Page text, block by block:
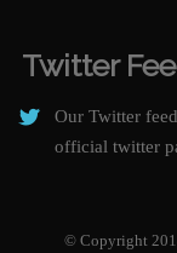
Twitter
Our Twitter
official twitter
© Copyright